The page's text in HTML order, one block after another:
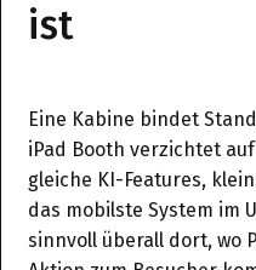
ist
Eine Kabine bindet
iPad Booth verzichtet
gleiche KI-Features,
das mobilste System im
sinnvoll überall dort, wo